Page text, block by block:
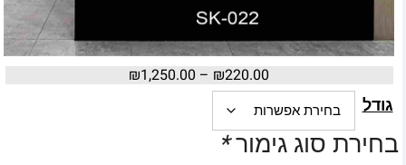
₪220.00
–
₪1,250.00
גודל
בחירת סוג גימור*